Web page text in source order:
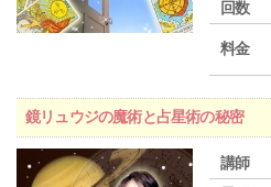
回数
料金
鏡リュウジの魔術と占星術の秘密
講師